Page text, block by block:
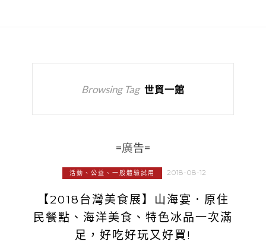
Browsing Tag 世貿一館
=廣告=
活動、公益、一般體驗試用 2018-08-12
【2018台灣美食展】山海宴．原住
民餐點、海洋美食、特色冰品一次滿
足，好吃好玩又好買!